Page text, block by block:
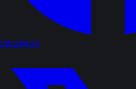
Udostępnij